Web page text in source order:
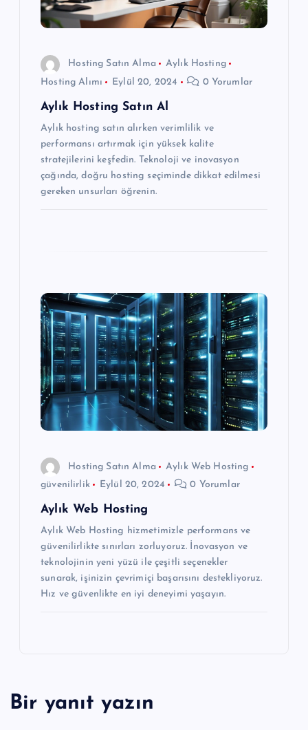
Hosting Satın Alma
Aylık Hosting
Hosting Alımı
Eylül 20, 2024 0 Yorumlar
Aylık Hosting Satın Al
Aylık hosting satın alırken verimlilik ve
performansı artırmak için yüksek kalite
stratejilerini keşfedin. Teknoloji ve inovasyon
çağında, doğru hosting seçiminde dikkat edilmesi
gereken unsurları öğrenin.
Hosting Satın Alma
Aylık Web Hosting
güvenilirlik
Eylül 20, 2024 0 Yorumlar
Aylık Web Hosting
Aylık Web Hosting hizmetimizle performans ve
güvenilirlikte sınırları zorluyoruz. İnovasyon ve
teknolojinin yeni yüzü ile çeşitli seçenekler
sunarak, işinizin çevrimiçi başarısını destekliyoruz.
Hız ve güvenlikte en iyi deneyimi yaşayın.
Bir yanıt yazın